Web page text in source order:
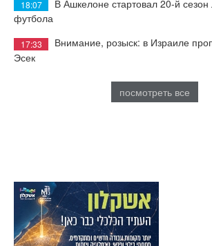
18:07
В Ашкелоне стартовал 20-й сезон
футбола
17:33
Внимание, розыск: в Израиле
Эсек
посмотреть все